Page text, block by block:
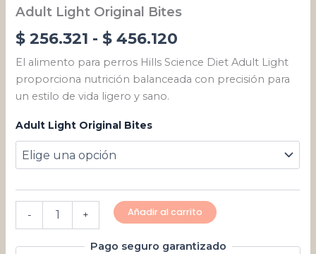
Adult Light Original Bites
$ 256.321 - $ 456.120
El alimento para perros Hills Science Diet Adult Light
proporciona nutrición balanceada con precisión para
un estilo de vida ligero y sano.
Adult Light Original Bites
- + Añadir al carrito
Pago seguro garantizado